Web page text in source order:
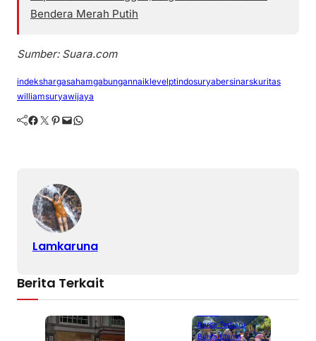
Bendera Merah Putih
Sumber: Suara.com
indekshargasahamgabungannaiklevelptindosuryabersinarskuritas
williamsuryawijaya
Facebook Twitter Pinterest Mail WhatsApp
Lamkaruna
Berita Terkait
Berita Terbaru
Berita Utama